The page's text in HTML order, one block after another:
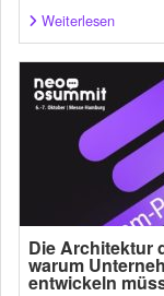
Weiterlesen
Die Architektur
warum
entwickeln